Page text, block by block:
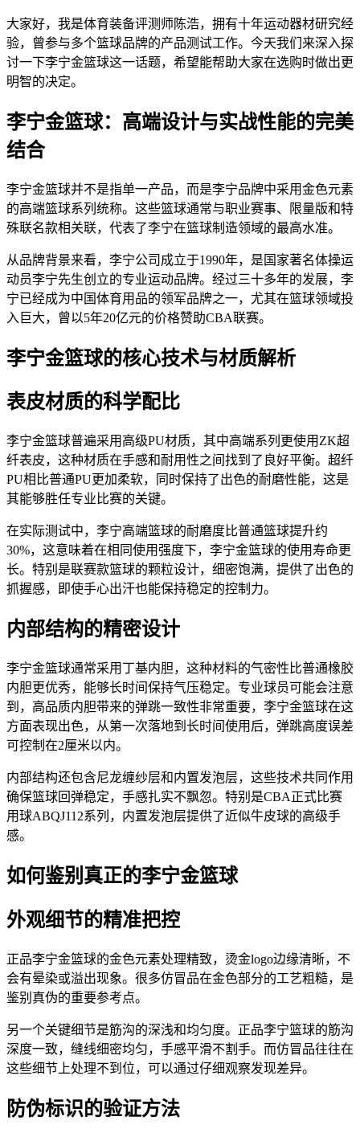
大家好，我是体育装备评测师陈浩，拥有十年运动器材研究经
验，曾参与多个篮球品牌的产品测试工作。今天我们来深入探
讨一下李宁金篮球这一话题，希望能帮助大家在选购时做出更
明智的决定。
李宁金篮球：高端设计与实战性能的完美
结合
李宁金篮球并不是指单一产品，而是李宁品牌中采用金色元素
的高端篮球系列统称。这些篮球通常与职业赛事、限量版和特
殊联名款相关联，代表了李宁在篮球制造领域的最高水准。
从品牌背景来看，李宁公司成立于1990年，是国家著名体操运
动员李宁先生创立的专业运动品牌。经过三十多年的发展，李
宁已经成为中国体育用品的领军品牌之一，尤其在篮球领域投
入巨大，曾以5年20亿元的价格赞助CBA联赛。
李宁金篮球的核心技术与材质解析
表皮材质的科学配比
李宁金篮球普遍采用高级PU材质，其中高端系列更使用ZK超
纤表皮，这种材质在手感和耐用性之间找到了良好平衡。超纤
PU相比普通PU更加柔软，同时保持了出色的耐磨性能，这是
其能够胜任专业比赛的关键。
在实际测试中，李宁高端篮球的耐磨度比普通篮球提升约
30%，这意味着在相同使用强度下，李宁金篮球的使用寿命更
长。特别是联赛款篮球的颗粒设计，细密饱满，提供了出色的
抓握感，即使手心出汗也能保持稳定的控制力。
内部结构的精密设计
李宁金篮球通常采用丁基内胆，这种材料的气密性比普通橡胶
内胆更优秀，能够长时间保持气压稳定。专业球员可能会注意
到，高品质内胆带来的弹跳一致性非常重要，李宁金篮球在这
方面表现出色，从第一次落地到长时间使用后，弹跳高度误差
可控制在2厘米以内。
内部结构还包含尼龙缠纱层和内置发泡层，这些技术共同作用
确保篮球回弹稳定，手感扎实不飘忽。特别是CBA正式比赛
用球ABQJ112系列，内置发泡层提供了近似牛皮球的高级手
感。
如何鉴别真正的李宁金篮球
外观细节的精准把控
正品李宁金篮球的金色元素处理精致，烫金logo边缘清晰，不
会有晕染或溢出现象。很多仿冒品在金色部分的工艺粗糙，是
鉴别真伪的重要参考点。
另一个关键细节是筋沟的深浅和均匀度。正品李宁篮球的筋沟
深度一致，缝线细密均匀，手感平滑不割手。而仿冒品往往在
这些细节上处理不到位，可以通过仔细观察发现差异。
防伪标识的验证方法